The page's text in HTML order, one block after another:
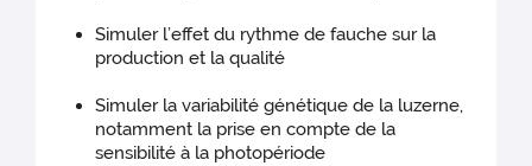
Simuler l’effet du rythme de fauche sur la
production et la qualité
Simuler la variabilité génétique de la luzerne,
notamment la prise en compte de la
sensibilité à la photopériode